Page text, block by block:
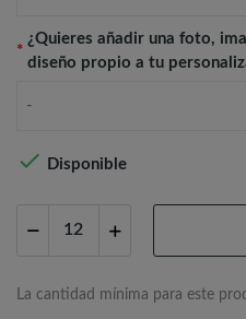
*
¿Quieres añadir una foto,
diseño propio a tu
-
 Disponible
La cantidad mínima para este